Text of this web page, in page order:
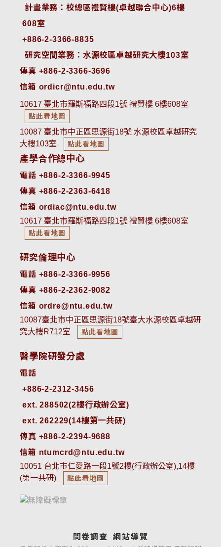
計畫業務：校總區禮賢樓(卓越聯合中心)6樓
608室
+886-2-3366-8835
研究空間業務：水源校區卓越研究大樓103室
傳真 +886-2-3366-3696
信箱 ordicr@ntu.edu.tw
10617 臺北市羅斯福路四段1號 禮賢樓 6樓608室
點此看地圖
10087 臺北市中正區思源街18號 水源校區卓越研究
大樓103室
點此看地圖
產學合作總中心
電話 +886-2-3366-9945
傳真 +886-2-2363-6418
信箱 ordiac@ntu.edu.tw
10617 臺北市羅斯福路四段1號 禮賢樓 6樓608室
點此看地圖
研究倫理中心
電話 +886-2-3366-9956
傳真 +886-2-2362-9082
信箱 ordre@ntu.edu.tw
10087臺北市中正區思源街18號臺大水源校區卓越研
究大樓R712室
點此看地圖
醫學院研發分處
電話
ext. 288502(2樓行政辦公室)
ext. 262229(14樓第一共研)
傳真 +886-2-2394-9688
信箱 ntumcrd@ntu.edu.tw
10051 台北市仁愛路一段1號2樓(行政辦公室),14樓
(第一共研)
點此看地圖
問卷調查 網站導覽